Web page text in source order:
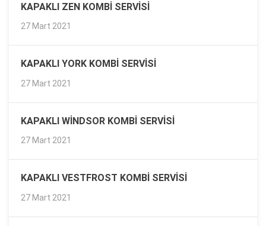
KAPAKLI ZEN KOMBI SERVISI
27 Mart 2021
KAPAKLI YORK KOMBI SERVISI
27 Mart 2021
KAPAKLI WINDSOR KOMBI SERVISI
27 Mart 2021
KAPAKLI VESTFROST KOMBI SERVISI
27 Mart 2021